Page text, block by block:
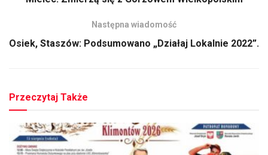
Następna wiadomość
Osiek, Staszów: Podsumowano „Działaj Lokalnie 2022”.
Przeczytaj Także